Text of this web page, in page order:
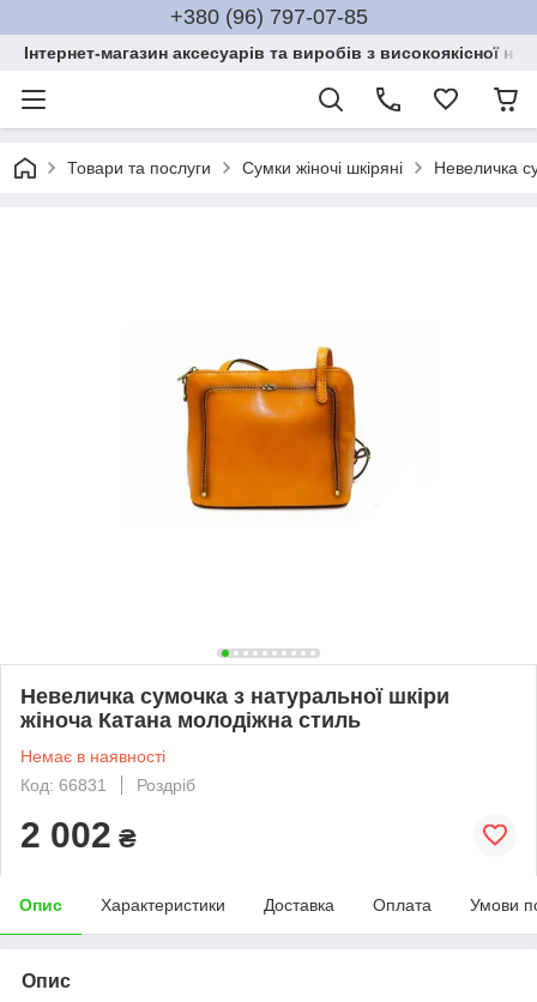
+380 (96) 797-07-85
Інтернет-магазин аксесуарів та виробів з високоякісної
Товари та послуги Сумки жіночі шкіряні Невеличка
Невеличка сумочка з натуральної шкіри
жіноча Катана молодіжна стиль
Немає в наявності
Код: 66831
Роздріб
2 002 ₴
Опис Характеристики Доставка Оплата Умови
Опис